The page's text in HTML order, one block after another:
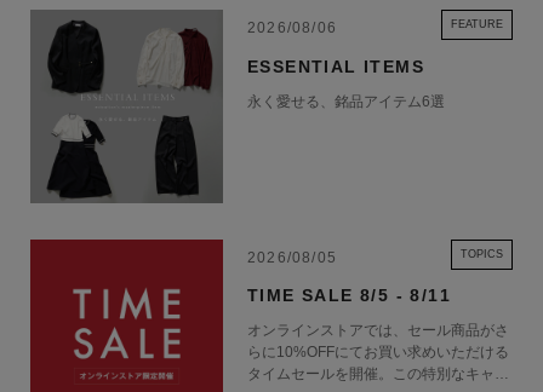
2026/08/06 FEATURE
ESSENTIAL ITEMS
永く愛せる、銘品アイテム6選
2026/08/05 TOPICS
TIME SALE 8/5 - 8/11
オンラインストアでは、セール商品がさ
らに10%OFFにてお買い求めいただける
タイムセールを開催。この特別なキャン